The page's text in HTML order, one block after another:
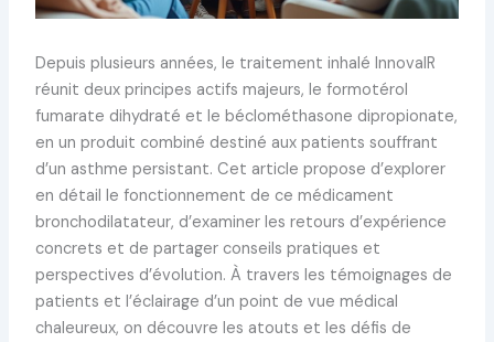
Depuis plusieurs années, le traitement inhalé InnovaIR
réunit deux principes actifs majeurs, le formotérol
fumarate dihydraté et le béclométhasone dipropionate,
en un produit combiné destiné aux patients souffrant
d’un asthme persistant. Cet article propose d’explorer
en détail le fonctionnement de ce médicament
bronchodilatateur, d’examiner les retours d’expérience
concrets et de partager conseils pratiques et
perspectives d’évolution. À travers les témoignages de
patients et l’éclairage d’un point de vue médical
chaleureux, on découvre les atouts et les défis de